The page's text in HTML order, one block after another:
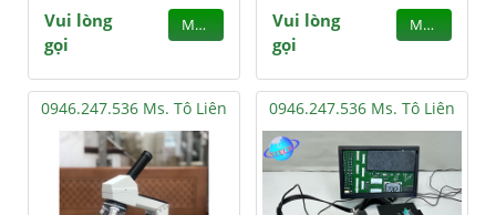
Vui lòng
gọi
MUA
Vui lòng
gọi
MUA
0946.247.536 Ms. Tô Liên 0946.247.536 Ms. Tô Liên